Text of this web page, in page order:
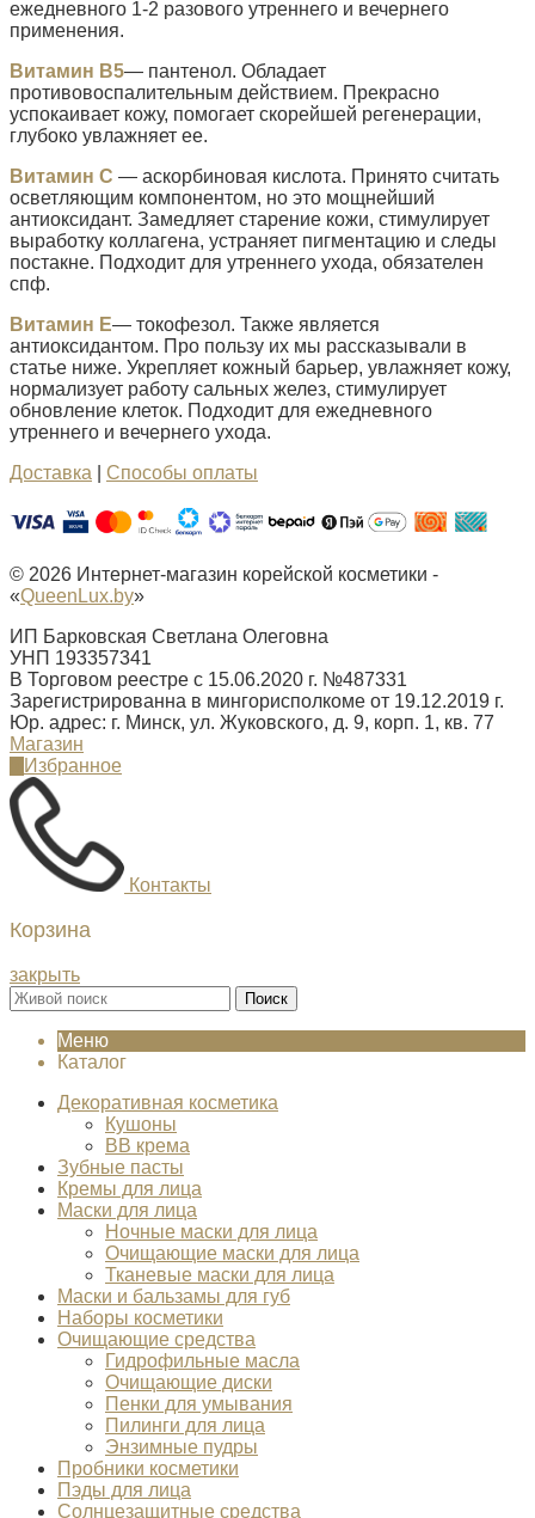
ежедневного 1-2 разового утреннего и вечернего
применения.
Витамин В5— пантенол. Обладает
противовоспалительным действием. Прекрасно
успокаивает кожу, помогает скорейшей регенерации,
глубоко увлажняет ее.
Витамин С — аскорбиновая кислота. Принято считать
осветляющим компонентом, но это мощнейший
антиоксидант. Замедляет старение кожи, стимулирует
выработку коллагена, устраняет пигментацию и следы
постакне. Подходит для утреннего ухода, обязателен
спф.
Витамин Е— токофезол. Также является
антиоксидантом. Про пользу их мы рассказывали в
статье ниже. Укрепляет кожный барьер, увлажняет кожу,
нормализует работу сальных желез, стимулирует
обновление клеток. Подходит для ежедневного
утреннего и вечернего ухода.
Доставка
Способы оплаты
© 2026 Интернет-магазин корейской косметики -
«QueenLux.by»
ИП Барковская Светлана Олеговна
УНП 193357341
В Торговом реестре c 15.06.2020 г. №487331
Зарегистрированна в мингорисполкоме от 19.12.2019 г.
Юр. адрес: г. Минск, ул. Жуковского, д. 9, корп. 1, кв. 77
Магазин
Избранное
Контакты
Корзина
закрыть
Поиск
Меню
Каталог
Декоративная косметика
Кушоны
BB крема
Зубные пасты
Кремы для лица
Маски для лица
Ночные маски для лица
Очищающие маски для лица
Тканевые маски для лица
Маски и бальзамы для губ
Наборы косметики
Очищающие средства
Гидрофильные масла
Очищающие диски
Пенки для умывания
Пилинги для лица
Энзимные пудры
Пробники косметики
Пэды для лица
Солнцезащитные средства